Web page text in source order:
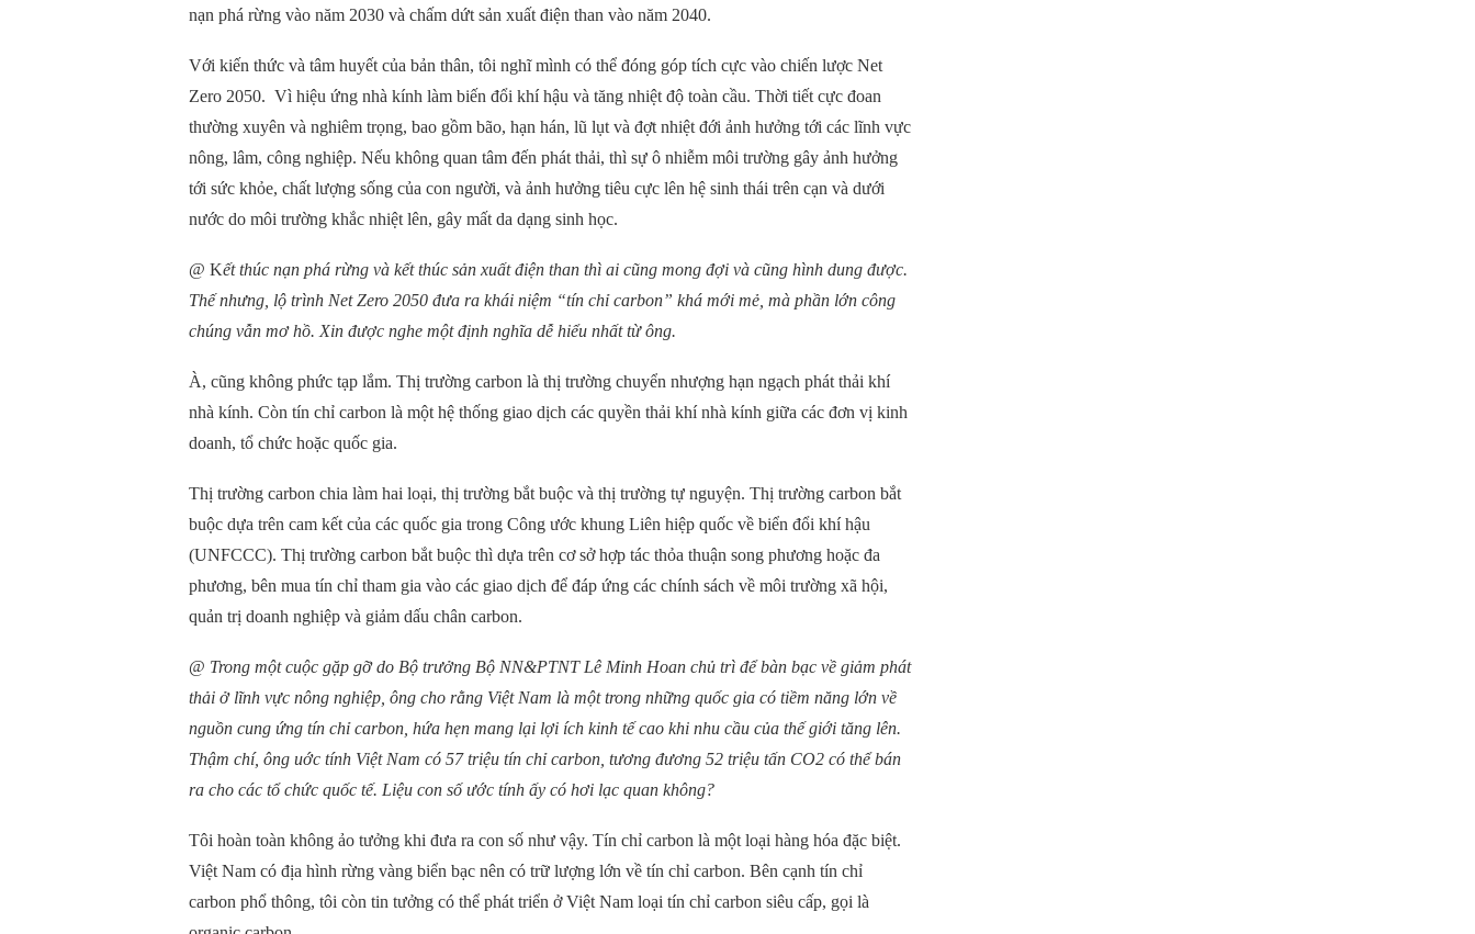
nạn phá rừng vào năm 2030 và chấm dứt sản xuất điện than vào năm 2040.
Với kiến thức và tâm huyết của bản thân, tôi nghĩ mình có thể đóng góp tích cực vào chiến lược Net
Zero 2050. Vì hiệu ứng nhà kính làm biến đổi khí hậu và tăng nhiệt độ toàn cầu. Thời tiết cực đoan
thường xuyên và nghiêm trọng, bao gồm bão, hạn hán, lũ lụt và đợt nhiệt đới ảnh hưởng tới các lĩnh vực
nông, lâm, công nghiệp. Nếu không quan tâm đến phát thải, thì sự ô nhiễm môi trường gây ảnh hưởng
tới sức khỏe, chất lượng sống của con người, và ảnh hưởng tiêu cực lên hệ sinh thái trên cạn và dưới
nước do môi trường khắc nhiệt lên, gây mất da dạng sinh học.
@ Kết thúc nạn phá rừng và kết thúc sản xuất điện than thì ai cũng mong đợi và cũng hình dung được.
Thế nhưng, lộ trình Net Zero 2050 đưa ra khái niệm “tín chỉ carbon” khá mới mẻ, mà phần lớn công
chúng vẫn mơ hồ. Xin được nghe một định nghĩa dễ hiểu nhất từ ông.
À, cũng không phức tạp lắm. Thị trường carbon là thị trường chuyển nhượng hạn ngạch phát thải khí
nhà kính. Còn tín chỉ carbon là một hệ thống giao dịch các quyền thải khí nhà kính giữa các đơn vị kinh
doanh, tổ chức hoặc quốc gia.
Thị trường carbon chia làm hai loại, thị trường bắt buộc và thị trường tự nguyện. Thị trường carbon bắt
buộc dựa trên cam kết của các quốc gia trong Công ước khung Liên hiệp quốc về biển đổi khí hậu
(UNFCCC). Thị trường carbon bắt buộc thì dựa trên cơ sở hợp tác thỏa thuận song phương hoặc đa
phương, bên mua tín chỉ tham gia vào các giao dịch để đáp ứng các chính sách về môi trường xã hội,
quản trị doanh nghiệp và giảm dấu chân carbon.
@ Trong một cuộc gặp gỡ do Bộ trưởng Bộ NN&PTNT Lê Minh Hoan chủ trì để bàn bạc về giảm phát
thải ở lĩnh vực nông nghiệp, ông cho rằng Việt Nam là một trong những quốc gia có tiềm năng lớn về
nguồn cung ứng tín chỉ carbon, hứa hẹn mang lại lợi ích kinh tế cao khi nhu cầu của thế giới tăng lên.
Thậm chí, ông uớc tính Việt Nam có 57 triệu tín chỉ carbon, tương đương 52 triệu tấn CO2 có thể bán
ra cho các tổ chức quốc tế. Liệu con số ước tính ấy có hơi lạc quan không?
Tôi hoàn toàn không ảo tưởng khi đưa ra con số như vậy. Tín chỉ carbon là một loại hàng hóa đặc biệt.
Việt Nam có địa hình rừng vàng biển bạc nên có trữ lượng lớn về tín chỉ carbon. Bên cạnh tín chỉ
carbon phổ thông, tôi còn tin tưởng có thể phát triển ở Việt Nam loại tín chỉ carbon siêu cấp, gọi là